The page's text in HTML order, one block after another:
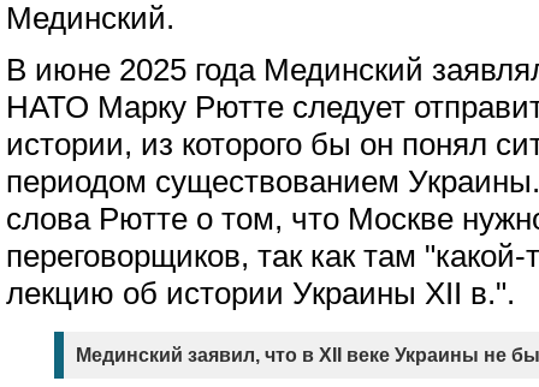
Мединский.
В июне 2025 года Мединский
НАТО Марку Рютте следует
истории, из которого бы он понял
периодом существованием
слова Рютте о том, что Москве
переговорщиков, так как там "какой-
лекцию об истории Украины XII в.".
Мединский заявил, что в XII веке Украины не